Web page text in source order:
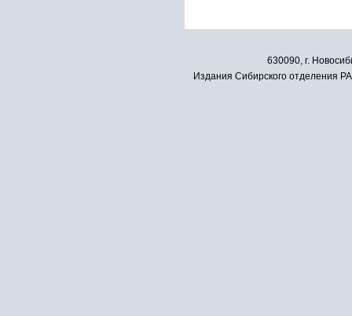
630090, г.
Издания Сибирского отделения